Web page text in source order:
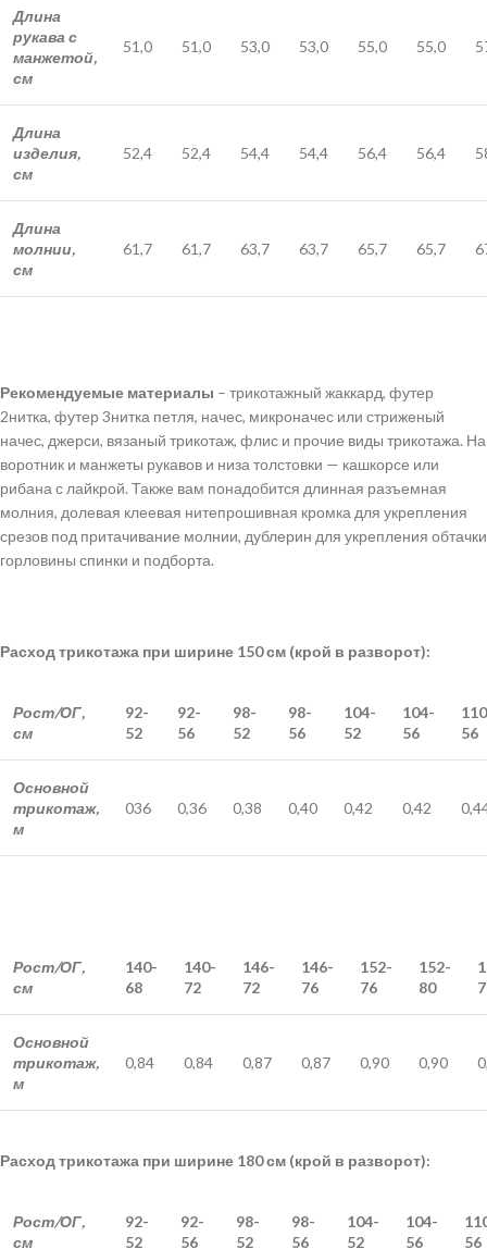
Длина
рукава с
манжетой,
см
51,0 51,0 53,0 53,0 55,0 55,0
Длина
изделия,
см
52,4 52,4 54,4 54,4 56,4 56,4
Длина
молнии,
см
61,7 61,7 63,7 63,7 65,7 65,7
Рекомендуемые материалы – трикотажный жаккард, футер
2нитка, футер 3нитка петля, начес, микроначес или стриженый
начес, джерси, вязаный трикотаж, флис и прочие виды трикотажа. На
воротник и манжеты рукавов и низа толстовки — кашкорсе или
рибана с лайкрой. Также вам понадобится длинная разъемная
молния, долевая клеевая нитепрошивная кромка для укрепления
срезов под притачивание молнии, дублерин для укрепления обтачки
горловины спинки и подборта.
Расход трикотажа при ширине 150 см (крой в разворот):
Рост/ОГ,
см
92-
52
92-
56
98-
52
98-
56
104-
52
104-
56
56
Основной
трикотаж,
м
036 0,36 0,38 0,40 0,42 0,42
Рост/ОГ,
см
140-
68
140-
72
146-
72
146-
76
152-
76
152-
80
Основной
трикотаж,
м
0,84 0,84 0,87 0,87 0,90 0,90
Расход трикотажа при ширине 180 см (крой в разворот):
Рост/ОГ,
см
92-
52
92-
56
98-
52
98-
56
104-
52
104-
56
56